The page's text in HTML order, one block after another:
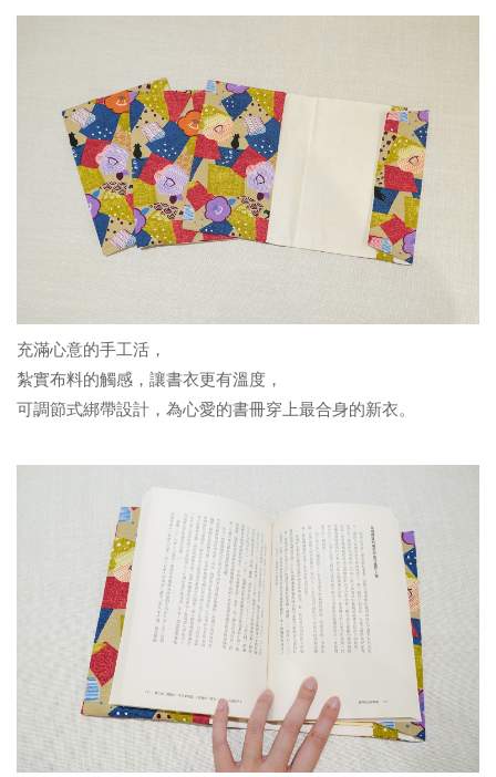
充滿心意的手工活，
紮實布料的觸感，讓書衣更有溫度，
可調節式綁帶設計，為心愛的書冊穿上最合身的新衣。